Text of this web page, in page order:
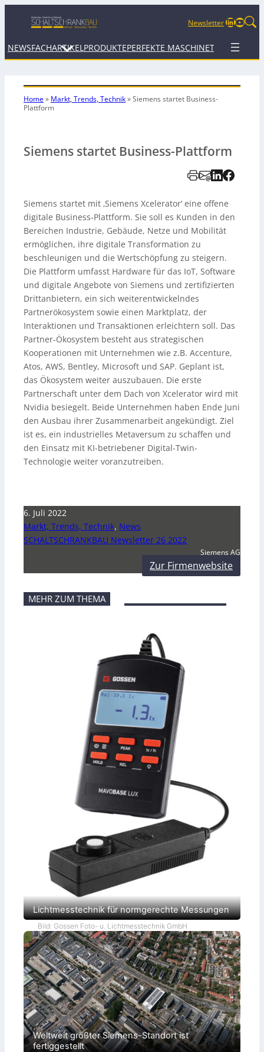
NewsletterLinkedIn
NEWSFACHARTIKEL PRODUKTEPERFEKTE MASCHINETERMINE
Home» Markt, Trends, Technik»Siemens startet Business-
Plattform
Siemens startet Business-Plattform
Siemens startet mit ‚Siemens Xcelerator‘ eine offene
digitale Business-Plattform. Sie soll es Kunden in den
Bereichen Industrie, Gebäude, Netze und Mobilität
ermöglichen, ihre digitale Transformation zu
beschleunigen und die Wertschöpfung zu steigern.
Die Plattform umfasst Hardware für das IoT, Software
und digitale Angebote von Siemens und zertifizierten
Drittanbietern, ein sich weiterentwickelndes
Partnerökosystem sowie einen Marktplatz, der
Interaktionen und Transaktionen erleichtern soll. Das
Partner-Ökosystem besteht aus strategischen
Kooperationen mit Unternehmen wie z.B. Accenture,
Atos, AWS, Bentley, Microsoft und SAP. Geplant ist,
das Ökosystem weiter auszubauen. Die erste
Partnerschaft unter dem Dach von Xcelerator wird mit
Nvidia besiegelt. Beide Unternehmen haben Ende Juni
den Ausbau ihrer Zusammenarbeit angekündigt. Ziel
ist es, ein industrielles Metaversum zu schaffen und
den Einsatz mit KI-betriebener Digital-Twin-
Technologie weiter voranzutreiben.
6. Juli 2022
Markt, Trends, Technik, News
SCHALTSCHRANKBAU Newsletter 26 2022
Siemens AG
Zur Firmenwebsite
MEHR ZUM THEMA
Lichtmesstechnik für normgerechte Messungen
Bild: Gossen Foto- u. Lichtmesstechnik GmbH
Weltweit größter Siemens-Standort ist
fertiggestellt